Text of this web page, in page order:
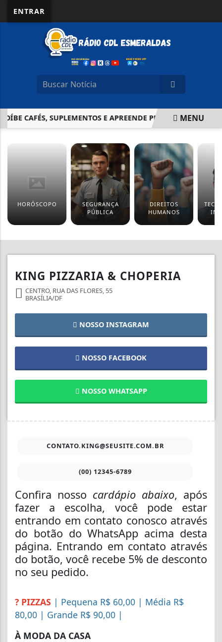
ENTRAR
CAFÉS, SUPLEMENTOS E APREENDE PRODUTOSMENU
HORÓSCOPO
SEGURANÇA
PÚBLICA
DIREITOS
HUMANOS
KING PIZZARIA & CHOPERIA
CENTRO, RUA DAS FLORES, 55
BRASÍLIA/DF
NOSSO INSTAGRAM
NOSSO FACEBOOK
NOSSO WHATSAPP
CONTATO.KING@SEUSITE.COM.BR
(00) 12345-6789
Confira nosso cardápio abaixo, após
fazer a escolha, você pode estar
entrando em contato conosco através
do botão do WhatsApp acima desta
página. Entrando em contato através
do botão, você recebe 5% de desconto
no seu pedido.
? PIZZAS | Pequena R$ 60,00 | Média R$
80,00 | Grande R$ 90,00 |
À MODA DA CASA